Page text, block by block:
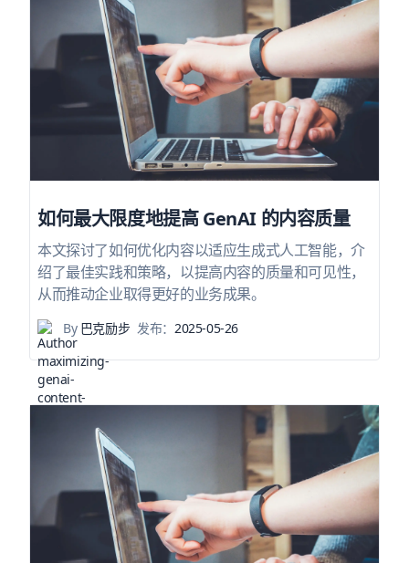
如何最大限度地提高 GenAI 的内容质量
本文探讨了如何优化内容以适应生成式人工智能，介
绍了最佳实践和策略，以提高内容的质量和可见性，
从而推动企业取得更好的业务成果。
By巴克励步 发布：2025-05-26